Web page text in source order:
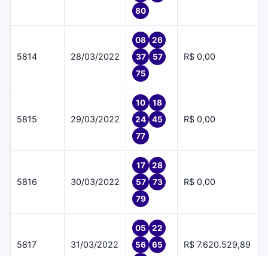
80
5814 28/03/2022
08
26
37
57
75
R$ 0,00
5815 29/03/2022
10
18
24
45
77
R$ 0,00
5816 30/03/2022
17
28
57
73
79
R$ 0,00
5817 31/03/2022
05
22
56
65
R$ 7.620.529,89